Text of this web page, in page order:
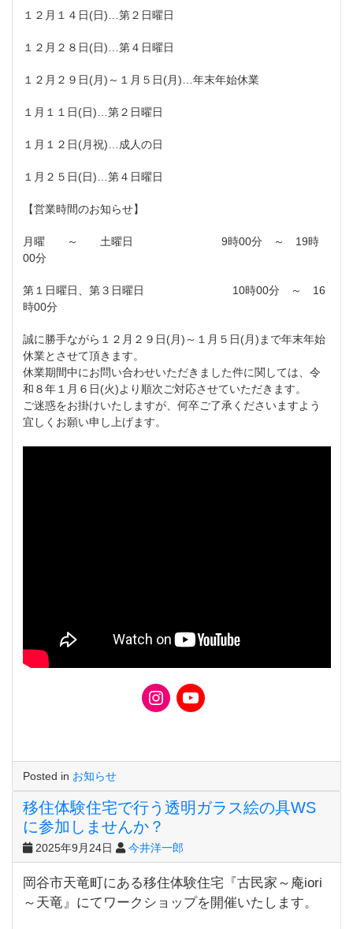
１２月１４日(日)…第２日曜日
１２月２８日(日)…第４日曜日
１２月２９日(月)～１月５日(月)…年末年始休業
１月１１日(日)…第２日曜日
１月１２日(月祝)…成人の日
１月２５日(日)…第４日曜日
【営業時間のお知らせ】
月曜 ～ 土曜日 9時00分 ～ 19時
00分
第１日曜日、第３日曜日 10時00分 ～ 16
時00分
誠に勝手ながら１２月２９日(月)～１月５日(月)まで年末年始
休業とさせて頂きます。
休業期間中にお問い合わせいただきました件に関しては、令
和８年１月６日(火)より順次ご対応させていただきます。
ご迷惑をお掛けいたしますが、何卒ご了承くださいますよう
宜しくお願い申し上げます。
Posted in お知らせ
移住体験住宅で行う透明ガラス絵の具WS
に参加しませんか？
2025年9月24日 今井洋一郎
岡谷市天竜町にある移住体験住宅『古民家～庵iori
～天竜』にてワークショップを開催いたします。